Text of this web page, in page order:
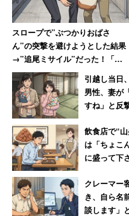
スロープで”ぶつかりおばさ
ん”の突撃を避けようとした結果
→”追尾ミサイル”だった！「ゴ
ツッ！とえげつない音がして激
痛」
引越し当日
男性、妻が
すね」と反
飲食店で“
は「ちょこ
に盛って下
クレーマー
き、自ら名
談します」